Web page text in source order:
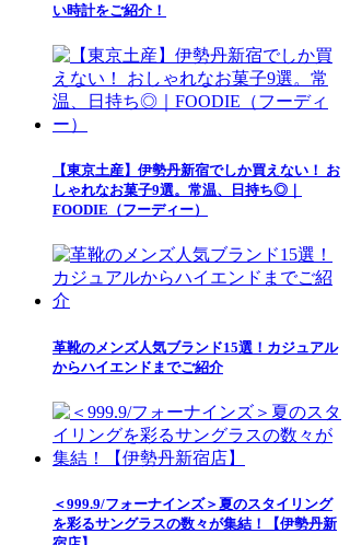
い時計をご紹介！
【東京土産】伊勢丹新宿でしか買えない！ お
しゃれなお菓子9選。常温、日持ち◎｜
FOODIE（フーディー）
革靴のメンズ人気ブランド15選！カジュアル
からハイエンドまでご紹介
＜999.9/フォーナインズ＞夏のスタイリング
を彩るサングラスの数々が集結！【伊勢丹新